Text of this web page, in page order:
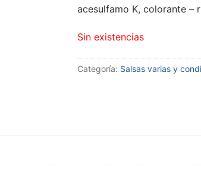
acesulfamo K, colorante –
Sin existencias
Categoría: Salsas varias y